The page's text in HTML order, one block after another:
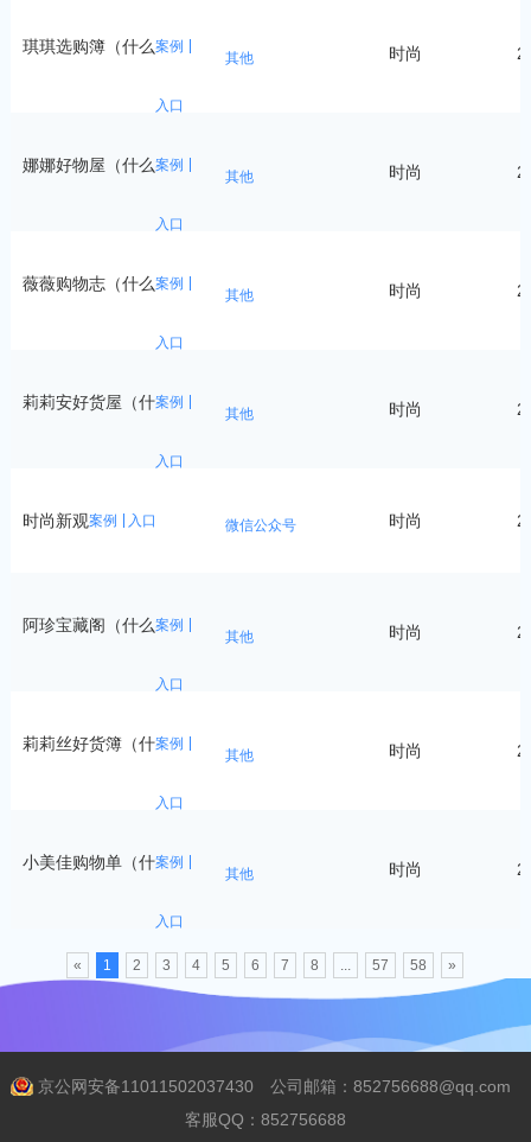
琪琪选购簿（什么案例
入口
其他 时尚
娜娜好物屋（什么案例
入口
其他 时尚
薇薇购物志（什么案例
入口
其他 时尚
莉莉安好货屋（什案例
入口
其他 时尚
时尚新观案例 入口 微信公众号 时尚
阿珍宝藏阁（什么案例
入口
其他 时尚
莉莉丝好货簿（什案例
入口
其他 时尚
小美佳购物单（什案例
入口
其他 时尚
« 1 2 3 4 5 6 7 8 ... 57 58 »
京公网安备11011502037430 公司邮箱：852756688@qq.com
客服QQ：852756688